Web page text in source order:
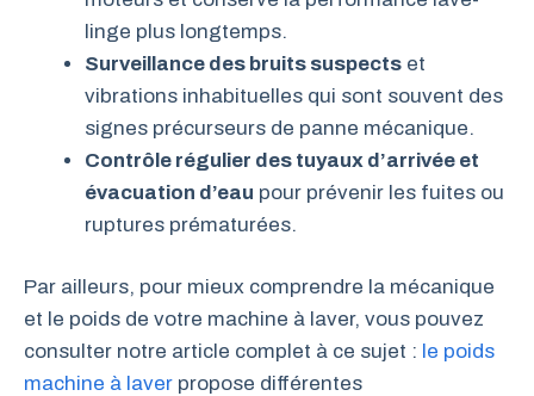
linge plus longtemps.
Surveillance des bruits suspects et
vibrations inhabituelles qui sont souvent des
signes précurseurs de panne mécanique.
Contrôle régulier des tuyaux d’arrivée et
évacuation d’eau pour prévenir les fuites ou
ruptures prématurées.
Par ailleurs, pour mieux comprendre la mécanique
et le poids de votre machine à laver, vous pouvez
consulter notre article complet à ce sujet : le poids
machine à laver propose différentes